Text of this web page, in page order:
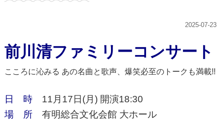
2025-07-23
前川清ファミリーコンサート
こころに沁みる あの名曲と歌声、爆笑必至のトークも満載!!
日 時11月17日(月) 開演18:30
場 所有明総合文化会館 大ホール